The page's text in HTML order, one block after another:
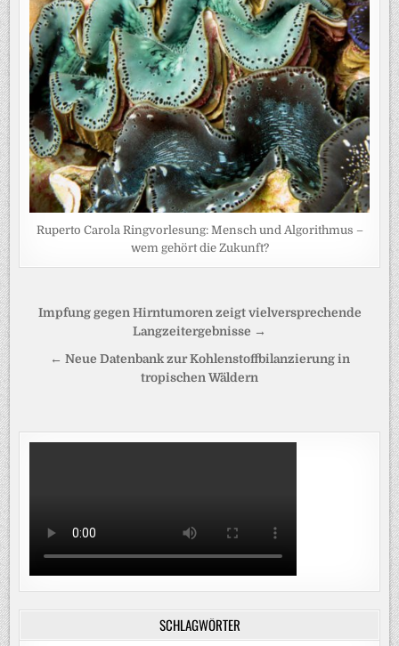
Ruperto Carola Ringvorlesung: Mensch und Algorithmus –
wem gehört die Zukunft?
Beitragsnavigation
Impfung gegen Hirntumoren zeigt vielversprechende
Langzeitergebnisse →
← Neue Datenbank zur Kohlenstoffbilanzierung in
tropischen Wäldern
SCHLAGWÖRTER